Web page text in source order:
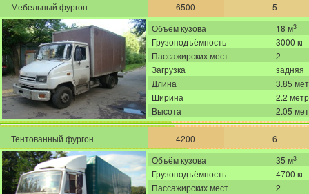
Мебельный фургон 6500
5
Объём кузова
18 м3
Грузоподъёмность
3000 кг
Пассажирских мест
2
Загрузка
задняя
Длина
3.85
Ширина
2.2
Высота
2.05
Тентованный фургон 4200
6
Объём кузова
35 м3
Грузоподъёмность
4700 кг
Пассажирских мест
2